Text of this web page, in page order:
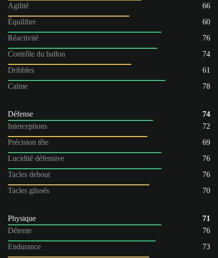
Agilité
66
Équilibre
60
Réactivité
76
Contrôle du ballon
74
Dribbles
61
Calme
78
Défense
74
Interceptions
72
Précision tête
69
Lucidité défensive
76
Tacles debout
76
Tacles glissés
70
Physique
71
Détente
76
Endurance
73